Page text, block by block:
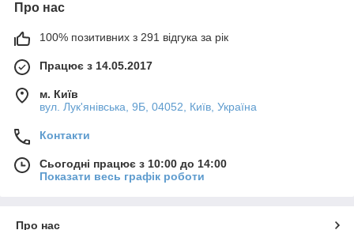
Про нас
100% позитивних з 291 відгука за рік
Працює з 14.05.2017
м. Київ
вул. Лук'янівська, 9Б, 04052, Київ, Україна
Контакти
Сьогодні працює з 10:00 до 14:00
Показати весь графік роботи
Про нас